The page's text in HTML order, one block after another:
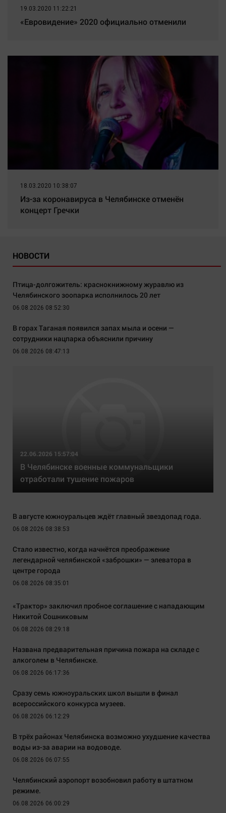
19.03.2020 11:22:21
«Евровидение» 2020 официально отменили
18.03.2020 10:38:07
Из-за коронавируса в Челябинске отменён
концерт Гречки
НОВОСТИ
Птица-долгожитель: краснокнижному журавлю из
Челябинского зоопарка исполнилось 20 лет
06.08.2026 08:52:30
В горах Таганая появился запах мыла и осени —
сотрудники нацпарка объяснили причину
06.08.2026 08:47:13
22.06.2026 15:57:04
В Челябинске военные коммунальщики
отработали тушение пожаров
В августе южноуральцев ждёт главный звездопад года.
06.08.2026 08:38:53
Стало известно, когда начнётся преображение
легендарной челябинской «заброшки» — элеватора в
центре города
06.08.2026 08:35:01
«Трактор» заключил пробное соглашение с нападающим
Никитой Сошниковым
06.08.2026 08:29:18
Названа предварительная причина пожара на складе с
алкоголем в Челябинске.
06.08.2026 06:17:36
Сразу семь южноуральских школ вышли в финал
всероссийского конкурса музеев.
06.08.2026 06:12:29
В трёх районах Челябинска возможно ухудшение качества
воды из-за аварии на водоводе.
06.08.2026 06:07:55
Челябинский аэропорт возобновил работу в штатном
режиме.
06.08.2026 06:00:29